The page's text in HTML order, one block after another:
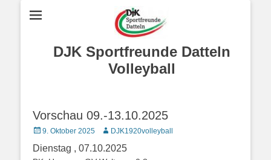
DJK Sportfreunde Datteln
Volleyball
Vorschau 09.-13.10.2025
Posted
9. Oktober 2025 AutorDJK1920volleyball
Dienstag , 07.10.2025